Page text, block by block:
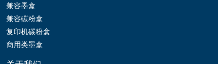
兼容墨盒
兼容碳粉盒
复印机碳粉盒
商用类墨盒